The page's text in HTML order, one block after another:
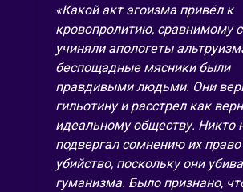
«Какой акт эгоизма привёл к
кровопролитию, сравнимому
учиняли апологеты
беспощадные мясники были
правдивыми людьми. Они
гильотину и расстрел как
идеальному обществу. Никто
подвергал сомнению их право
убийство, поскольку они
гуманизма. Было признано,